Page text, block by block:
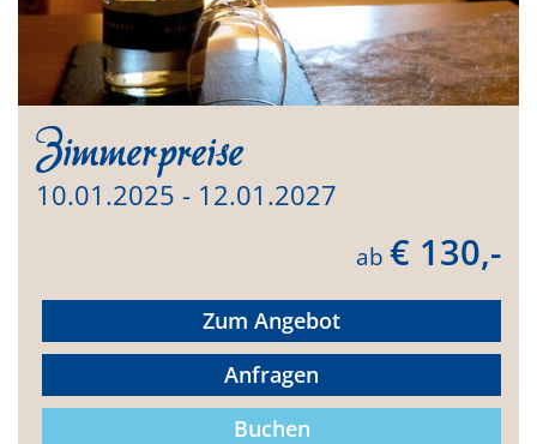
Zimmerpreise
10.01.2025 - 12.01.2027
ab € 130,-
Zum Angebot
Anfragen
Buchen